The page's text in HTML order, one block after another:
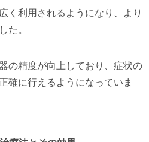
く利用されるようになり、より
た。
の精度が向上しており、症状の
確に行えるようになっていま